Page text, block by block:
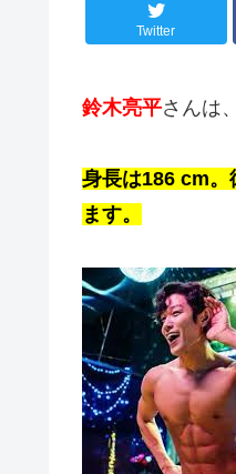
Twitter
鈴木亮平さんは
身長は186 cm。
ます。